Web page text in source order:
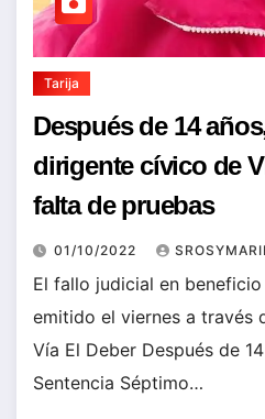
Tarija
Después de 14
dirigente cívico de
falta de pruebas
01/10/2022
El fallo judicial en
emitido el viernes a través
Vía El Deber Después de
Sentencia Séptimo…